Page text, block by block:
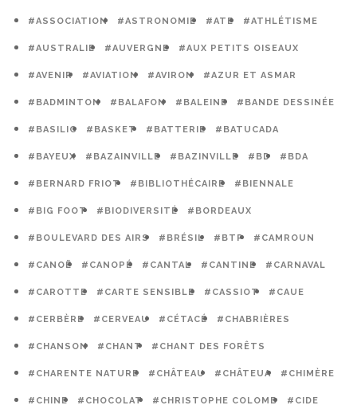
#ASSOCIATION #ASTRONOMIE #ATE #ATHLÉTISME
#AUSTRALIE #AUVERGNE #AUX PETITS OISEAUX
#AVENIR #AVIATION #AVIRON #AZUR ET ASMAR
#BADMINTON #BALAFON #BALEINE #BANDE DESSINÉE
#BASILIC #BASKET #BATTERIE #BATUCADA
#BAYEUX #BAZAINVILLE #BAZINVILLE #BD #BDA
#BERNARD FRIOT #BIBLIOTHÉCAIRE #BIENNALE
#BIG FOOT #BIODIVERSITÉ #BORDEAUX
#BOULEVARD DES AIRS #BRÉSIL #BTP #CAMROUN
#CANOË #CANOPÉ #CANTAL #CANTINE #CARNAVAL
#CAROTTE #CARTE SENSIBLE #CASSIOT #CAUE
#CERBÈRE #CERVEAU #CÉTACÉ #CHABRIÈRES
#CHANSON #CHANT #CHANT DES FORÊTS
#CHARENTE NATURE #CHÂTEAU #CHÂTEUA #CHIMÈRE
#CHINE #CHOCOLAT #CHRISTOPHE COLOMB #CIDE